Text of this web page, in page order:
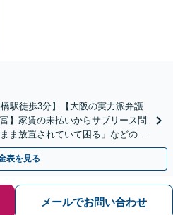
駅徒歩3分】【大阪の実力派弁護
】家賃の未払いからサブリース問
ま放置されていて困る」などの問
。
表を見る
メールでお問い合わせ